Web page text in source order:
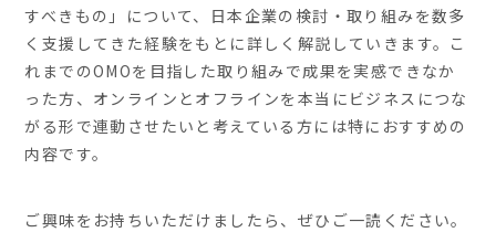
すべきもの」について、日本企業の検討・取り組みを数多
く支援してきた経験をもとに詳しく解説していきます。こ
れまでのOMOを目指した取り組みで成果を実感できなか
った方、オンラインとオフラインを本当にビジネスにつな
がる形で連動させたいと考えている方には特におすすめの
内容です。
ご興味をお持ちいただけましたら、ぜひご一読ください。